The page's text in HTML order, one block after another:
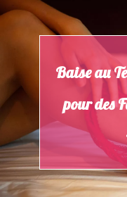
Skip
Baise au
pour des